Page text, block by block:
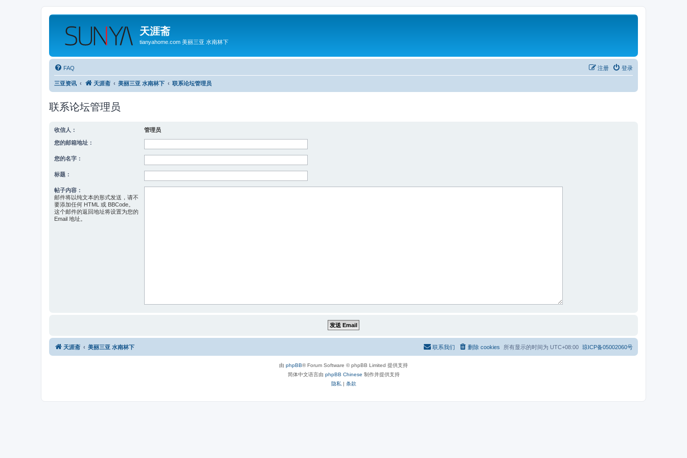
天涯斋
tianyahome.com 美丽三亚 水南林下
FAQ 登录
注册
三亚资讯 天涯斋 美丽三亚 水南林下 联系论坛管理员
联系论坛管理员
收信人： 管理员
您的邮箱地址：
您的名字：
标题：
帖子内容：
邮件将以纯文本的形式发送，请不
要添加任何 HTML 或 BBCode。
这个邮件的返回地址将设置为您的
Email 地址。
天涯斋 美丽三亚 水南林下 琼ICP备05002060号
所有显示的时间为 UTC+08:00
删除 cookies
联系我们
由 phpBB® Forum Software © phpBB Limited 提供支持
简体中文语言由 phpBB Chinese 制作并提供支持
隐私 | 条款